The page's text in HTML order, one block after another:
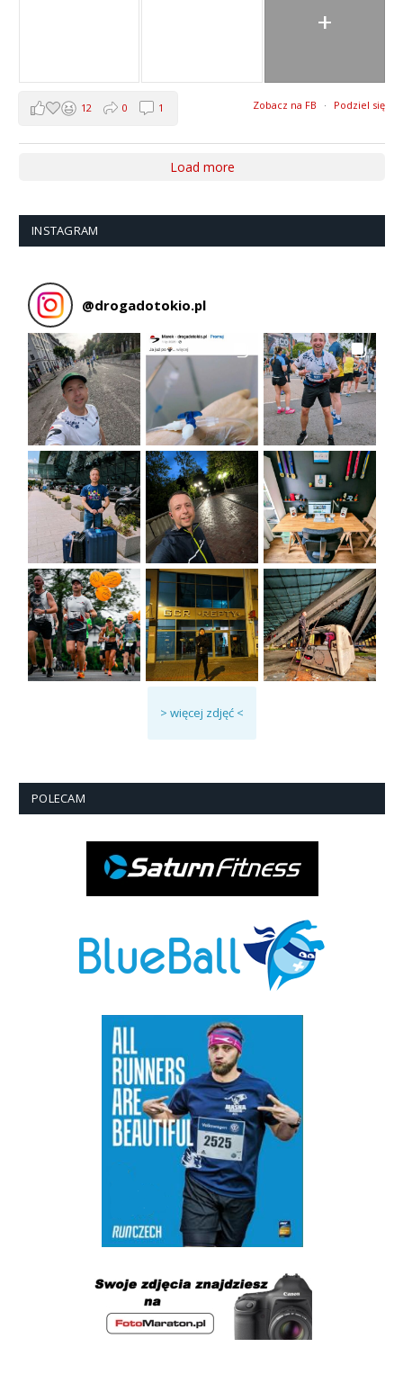
+
Zobacz na FB · Podziel się
12 0 1
Load more
INSTAGRAM
@drogadotokio.pl
> więcej zdjęć <
POLECAM